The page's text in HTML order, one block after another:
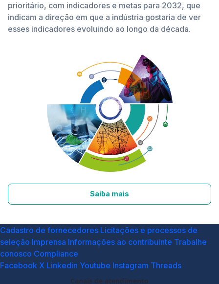
prioritário, com indicadores e metas para 2032, que
indicam a direção em que a indústria gostaria de ver
esses indicadores evoluindo ao longo da década.
Saiba mais
Cadastro de fornecedores Licitações e processos de
seleção Imprensa Informações ao contribuinte Trabalhe
conosco Compliance
Facebook X Linkedin Youtube Instagram Threads
Canais de atendimento